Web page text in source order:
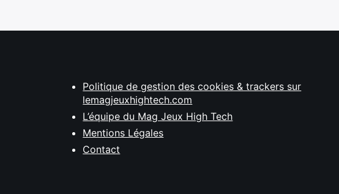
Politique de gestion des cookies & trackers sur
lemagjeuxhightech.com
L’équipe du Mag Jeux High Tech
Mentions Légales
Contact